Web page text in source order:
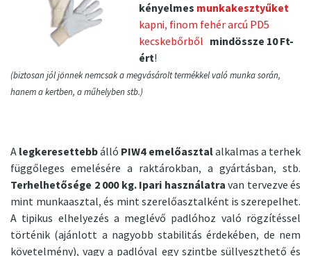
kényelmes munkakesztyűket
kapni, finom fehér arcú PD5
kecskebőrből mindössze 10 Ft-
ért!
(biztosan jól jönnek nemcsak a megvásárolt termékkel való munka során,
hanem a kertben, a műhelyben stb.)
Alegkeresettebbálló PIW4 emelőasztalalkalmas a terhek
függőleges emelésére a raktárokban, a gyártásban, stb.
Terhelhetősége 2 000 kg. Ipari használatravan tervezve és
mint munkaasztal, és mint szerelőasztalként is szerepelhet.
A tipikus elhelyezés a meglévő padlóhoz való rögzítéssel
történik (ajánlott a nagyobb stabilitás érdekében, de nem
követelmény), vagy a padlóval egy szintbe süllyeszthető és